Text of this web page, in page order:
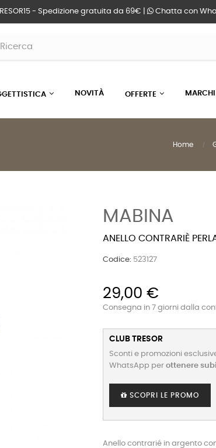
- Spedizione gratuita da 69€ | Chatta con
NOVITÀ OFFERTE MARCHI
Home
MABINA
ANELLO CONTRARIÈ
Codice: 523127
29,00 €
Consegna in 7 giorni dalla
CLUB TRESOR
Sconti e promozioni
WhatsApp per ottenere
SCOPRI LE PROMO
Anello contrarié in argento